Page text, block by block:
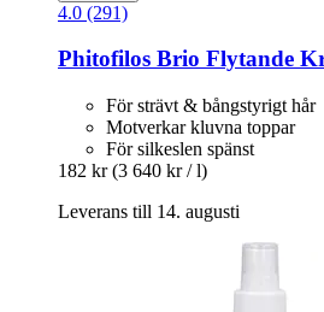
4.0 (291)
Phitofilos Brio Flytande
För strävt & bångstyrigt hår
Motverkar kluvna toppar
För silkeslen spänst
182 kr (3 640 kr / l)
Leverans till 14. augusti